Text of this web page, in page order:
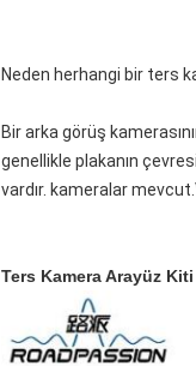
Neden herhangi bir ters
Bir arka görüş
genellikle plakanın
vardır. kameralar
Ters Kamera Arayüz